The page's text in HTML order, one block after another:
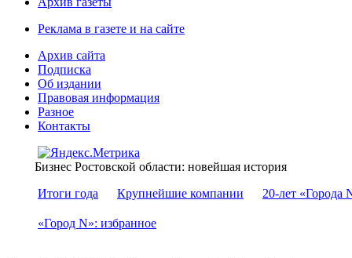
Реклама в газете и на сайте
Архив сайта
Подписка
Об издании
Правовая информация
Разное
Контакты
Бизнес Ростовской области: новейшая история
Итоги года
Крупнейшие компании 20-лет «Города
«Город N»: избранное